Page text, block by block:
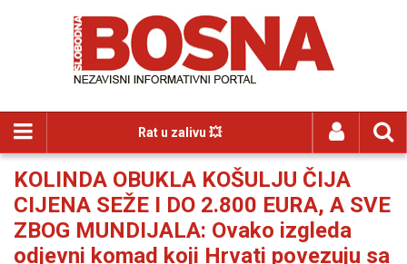
Rat u zalivu 💥
KOLINDA OBUKLA KOŠULJU ČIJA
CIJENA SEŽE I DO 2.800 EURA, A SVE
ZBOG MUNDIJALA: Ovako izgleda
odjevni komad koji Hrvati povezuju sa